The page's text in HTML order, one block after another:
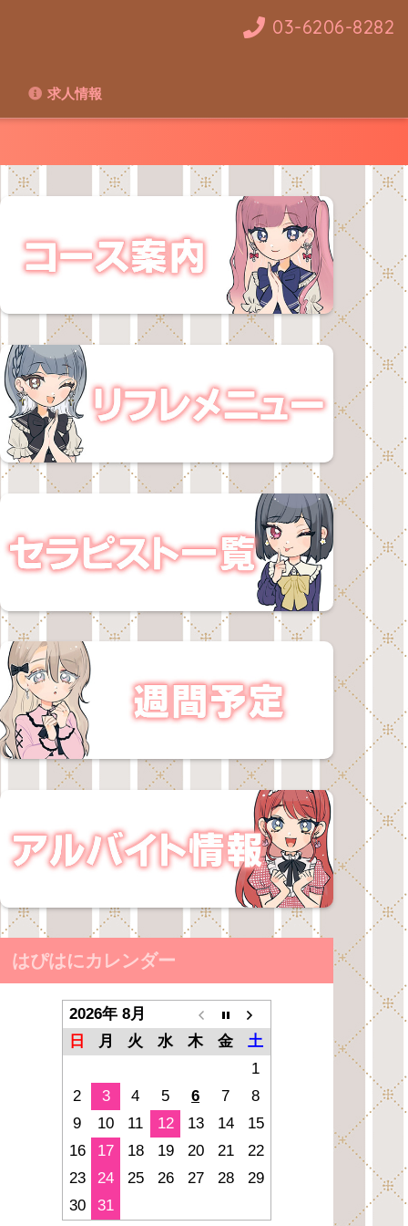
求人情報
03-6206-8282
はぴはにカレンダー
2026年 8月
日
月 火 水 木 金
土
1
2
3 4 5 6 7
8
9
10 11 12 13 14
15
16
17 18 19 20 21
22
23
24 25 26 27 28
29
30
31